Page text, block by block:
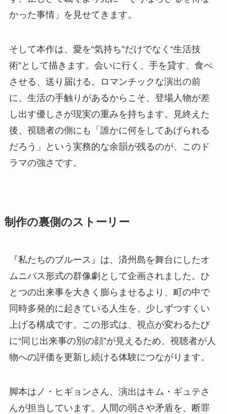
かった事情」を見せてきます。
そして本作は、愛を“気持ち”だけでなく“生活技
術”として描きます。会いに行く、手を貸す、食べ
させる、送り届ける。ロマンチックな演出の前
に、生活の手触りがあるからこそ、登場人物が差
し出す優しさが現実の重みを持ちます。見終えた
後、視聴者の側にも「誰かに何をしてあげられる
だろう」という実務的な余韻が残るのが、このド
ラマの強さです。
制作の裏側のストーリー
『私たちのブルース』は、済州島を舞台にしたオ
ムニバス形式の群像劇として企画されました。ひ
とつの出来事を大きく膨らませるより、町の中で
同時多発的に起きている人生を、少しずつすくい
上げる構成です。この形式は、視点が変わるたび
に“同じ出来事の別の顔”が見えるため、視聴者が人
物への評価を更新し続ける体験につながります。
脚本はノ・ヒギョンさん、演出はキム・ギュテさ
んが担当しています。人間の弱さや矛盾を、断罪